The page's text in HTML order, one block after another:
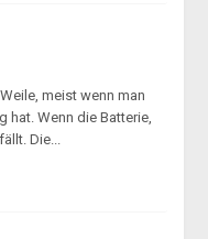
meist wenn man
hat. Wenn die Batterie,
Die...